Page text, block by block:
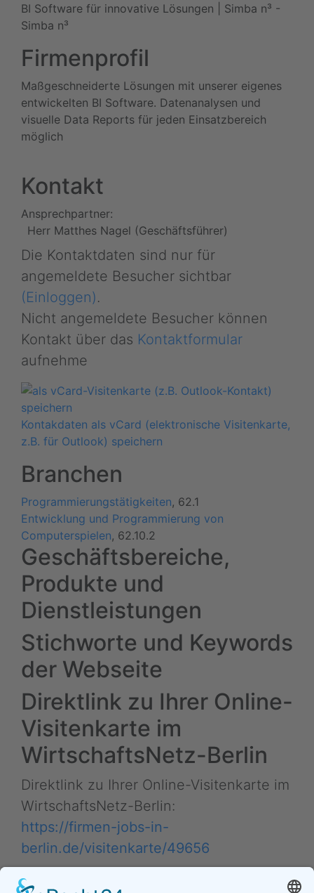
BI Software für innovative Lösungen | Simba n³ -
Simba n³
Firmenprofil
Maßgeschneiderte Lösungen mit unserer eigenes
entwickelten BI Software. Datenanalysen und
visuelle Data Reports für jeden Einsatzbereich
möglich
Kontakt
Ansprechpartner:
Herr Matthes Nagel (Geschäftsführer)
Die Kontaktdaten sind nur für
angemeldete Besucher sichtbar
(Einloggen).
Nicht angemeldete Besucher können
Kontakt über das Kontaktformular
aufnehme
Kontakdaten als vCard (elektronische Visitenkarte,
z.B. für Outlook) speichern
Branchen
Programmierungstätigkeiten, 62.1
Entwicklung und Programmierung von
Computerspielen, 62.10.2
Geschäftsbereiche,
Produkte und
Dienstleistungen
Stichworte und Keywords
der Webseite
Direktlink zu Ihrer Online-
Visitenkarte im
WirtschaftsNetz-Berlin
Direktlink zu Ihrer Online-Visitenkarte im
WirtschaftsNetz-Berlin:
https://firmen-jobs-in-
berlin.de/visitenkarte/49656
Tipp: Nutzen Sie diese kurze Internet-Adresse in E-